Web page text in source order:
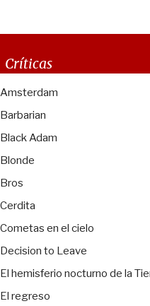
Críticas
Amsterdam
Barbarian
Black Adam
Blonde
Bros
Cerdita
Cometas en el cielo
Decision to Leave
El hemisferio nocturno de la
El regreso